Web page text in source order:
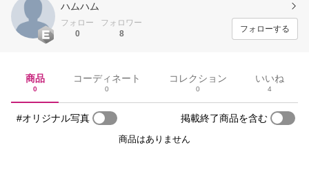
ハムハム
フォロー
0
フォロワー
8
フォローする
商品
0
コーディネート
0
コレクション
0
いいね
4
#オリジナル写真 掲載終了商品を含む
商品はありません